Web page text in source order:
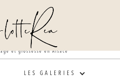
et grossesse en Alsace
LES GALERIES